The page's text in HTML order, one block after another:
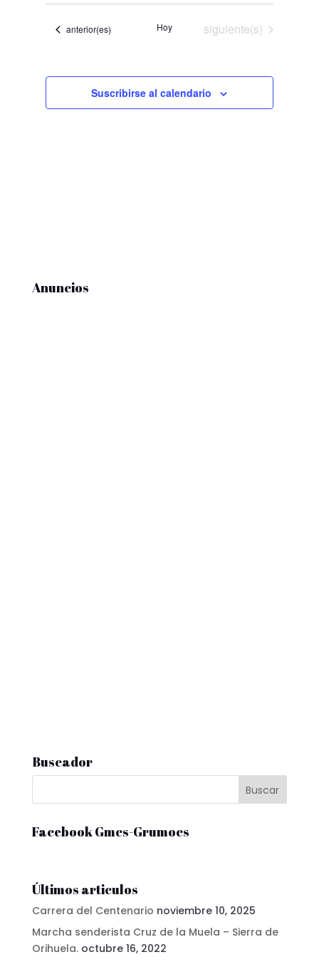
vistas
Eventos
de
Evento
Eventos
anterior(es) Hoy Eventos
siguiente(s)
Suscribirse al calendario
Anuncios
Buscador
Facebook Gmcs-Grumocs
Últimos articulos
Carrera del Centenario noviembre 10, 2025
Marcha senderista Cruz de la Muela – Sierra de
Orihuela. octubre 16, 2022